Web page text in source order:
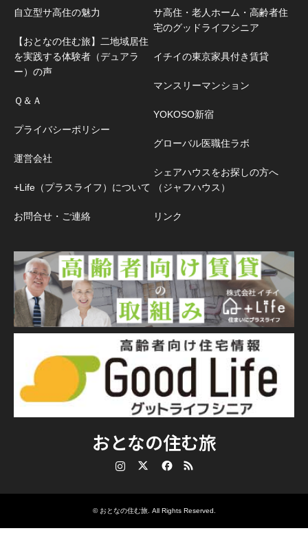
自立型サ高住の魅力
【おとなの住む旅】二地域居住
を実践する体験者（デュアラ
ー）の声
Ｑ＆Ａ
プライバシーポリシー
運営会社
+Life（プラスライフ）について
お問合せ・ご連絡
サ高住・老人ホーム・高齢者住
宅のグッドライフシニア
イチイの東京家具付き賃貸
マンスリーマンション
YOKOSO新宿
グローバル医職住ラボ
シェアハウスをお探しの方へ
（ジャフハウス）
リンク
おとなの住む旅
RSS
© おとなの住む旅. All Rights Reserved.